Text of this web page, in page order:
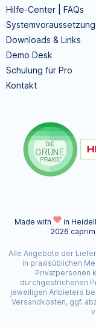
Hilfe-Center | FAQs
Downloads & Links
Demo Desk
Schulung für Pro
Kontakt
Made with in
2026
Alle Angebote der
in praxisüblichen
Privatpersonen
durchgestrichenen
jeweiligen Anbieters
Versandkosten, ggf.